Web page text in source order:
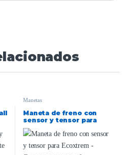
Manetas
Maneta de freno con
sensor y tensor para
Ecoxtrem – Conector
waterproof